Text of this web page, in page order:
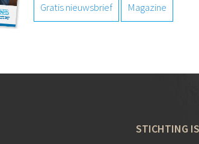
Gratis nieuwsbrief Magazine
STICHTING